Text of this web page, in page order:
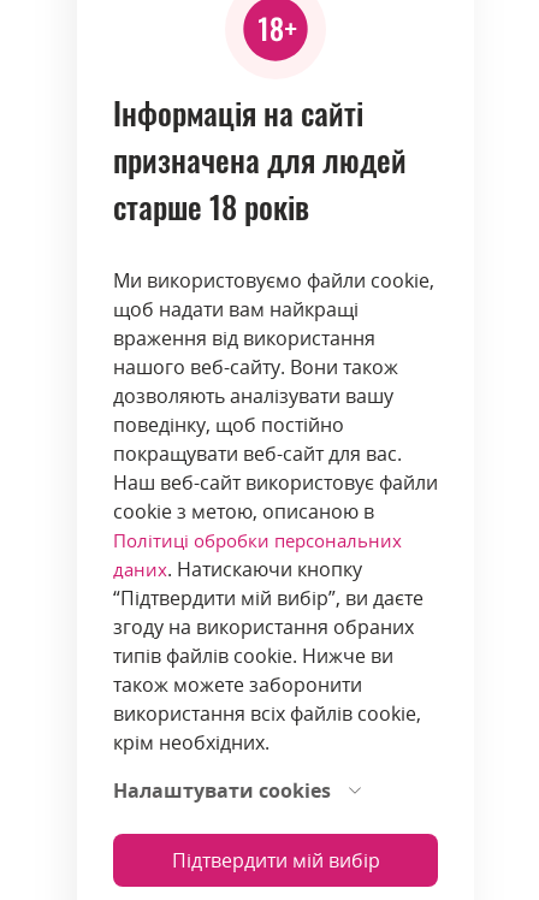
Інформація на сайті
призначена для людей
старше 18 років
Ми використовуємо файли cookie,
щоб надати вам найкращі
враження від використання
нашого веб-сайту. Вони також
дозволяють аналізувати вашу
поведінку, щоб постійно
покращувати веб-сайт для вас.
Наш веб-сайт використовує файли
cookie з метою, описаною в
Політиці обробки персональних
даних. Натискаючи кнопку
“Підтвердити мій вибір”, ви даєте
згоду на використання обраних
типів файлів cookie. Нижче ви
також можете заборонити
використання всіх файлів cookie,
крім необхідних.
Налаштувати cookies
Підтвердити мій вибір